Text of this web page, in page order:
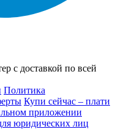
с доставкой по всей
Политика
Купи сейчас – плати
приложении
юридических лиц